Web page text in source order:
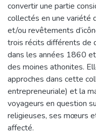
convertir une partie
collectés en une variété
et/ou revêtements
trois récits différents de
dans les années 1860
des moines athonites.
approches dans cette
entrepreneuriale) et la
voyageurs en question
religieuses, ses mœurs
affecté.